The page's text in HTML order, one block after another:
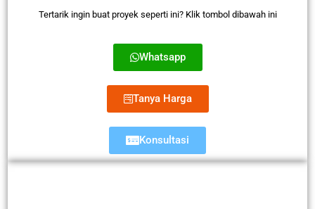
Tertarik ingin buat proyek seperti ini? Klik tombol dibawah ini
Whatsapp
Tanya Harga
Konsultasi